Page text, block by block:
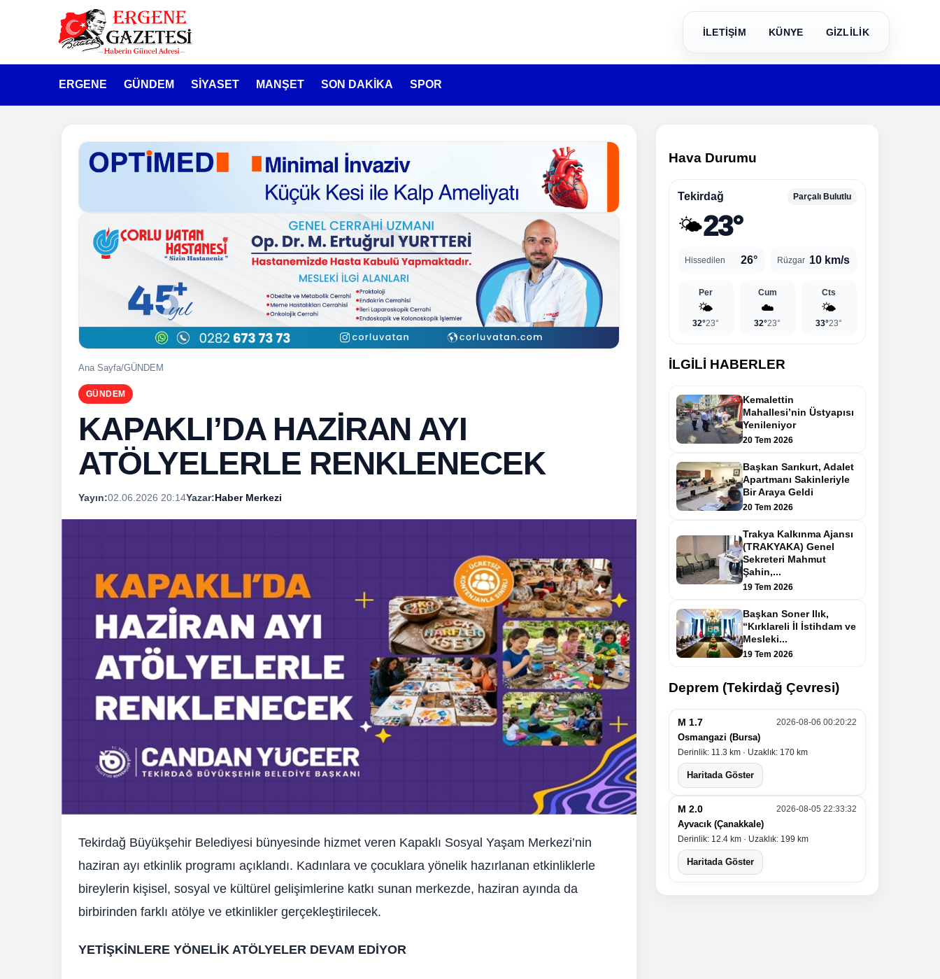
İLETİŞİM KÜNYE GİZLİLİK
ERGENE GÜNDEM SİYASET MANŞET SON DAKİKA SPOR
Ana Sayfa/GÜNDEM
GÜNDEM
KAPAKLI’DA HAZİRAN AYI
ATÖLYELERLE RENKLENECEK
Yayın:02.06.2026 20:14Yazar:Haber Merkezi
Tekirdağ Büyükşehir Belediyesi bünyesinde hizmet veren Kapaklı Sosyal Yaşam Merkezi’nin
haziran ayı etkinlik programı açıklandı. Kadınlara ve çocuklara yönelik hazırlanan etkinliklerle
bireylerin kişisel, sosyal ve kültürel gelişimlerine katkı sunan merkezde, haziran ayında da
birbirinden farklı atölye ve etkinlikler gerçekleştirilecek.
YETİŞKİNLERE YÖNELİK ATÖLYELER DEVAM EDİYOR
Hava Durumu
Tekirdağ Parçalı Bulutlu
🌤️23°
Hissedilen 26° Rüzgar 10 km/s
Per
🌤️
32°23°
Cum
☁️
32°23°
Cts
🌤️
33°23°
İLGİLİ HABERLER
Kemalettin
Mahallesi’nin Üstyapısı
Yenileniyor
20 Tem 2026
Başkan Sarıkurt, Adalet
Apartmanı Sakinleriyle
Bir Araya Geldi
20 Tem 2026
Trakya Kalkınma Ajansı
(TRAKYAKA) Genel
Sekreteri Mahmut
Şahin,...
19 Tem 2026
Başkan Soner Ilık,
“Kırklareli İl İstihdam ve
Mesleki...
19 Tem 2026
Deprem (Tekirdağ Çevresi)
M 1.7 2026-08-06 00:20:22
Osmangazi (Bursa)
Derinlik: 11.3 km · Uzaklık: 170 km
Haritada Göster
M 2.0 2026-08-05 22:33:32
Ayvacık (Çanakkale)
Derinlik: 12.4 km · Uzaklık: 199 km
Haritada Göster